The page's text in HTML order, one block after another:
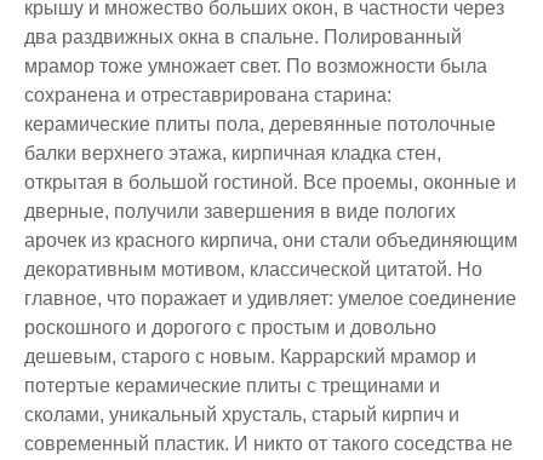
крышу и множество больших окон, в частности через
два раздвижных окна в спальне. Полированный
мрамор тоже умножает свет. По возможности была
сохранена и отреставрирована старина:
керамические плиты пола, деревянные потолочные
балки верхнего этажа, кирпичная кладка стен,
открытая в большой гостиной. Все проемы, оконные и
дверные, получили завершения в виде пологих
арочек из красного кирпича, они стали объединяющим
декоративным мотивом, классической цитатой. Но
главное, что поражает и удивляет: умелое соединение
роскошного и дорогого с простым и довольно
дешевым, старого с новым. Каррарский мрамор и
потертые керамические плиты с трещинами и
сколами, уникальный хрусталь, старый кирпич и
современный пластик. И никто от такого соседства не